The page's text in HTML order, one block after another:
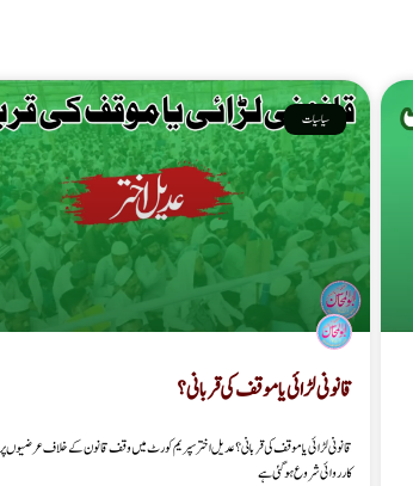
سیاسیات
قانونی لڑائی یا موقف کی قربانی ؟
قانونی لڑائی یا موقف کی قربانی ؟ عدیل اختر سپریم کورٹ میں وقف قانون کے خلاف عرضیوں
کارروائی شروع ہو گئی ہے